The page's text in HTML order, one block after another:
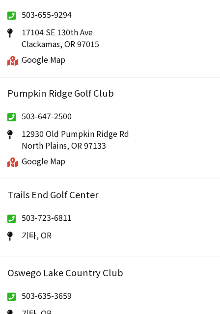
503-655-9294
17104 SE 130th Ave
Clackamas, OR 97015
Google Map
Pumpkin Ridge Golf Club
503-647-2500
12930 Old Pumpkin Ridge Rd
North Plains, OR 97133
Google Map
Trails End Golf Center
503-723-6811
기타, OR
Oswego Lake Country Club
503-635-3659